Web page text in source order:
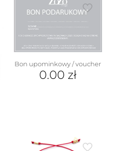
ma
wiele
można
wybrać
stronie
produktu
Bon upominkowy / voucher
0.00 zł